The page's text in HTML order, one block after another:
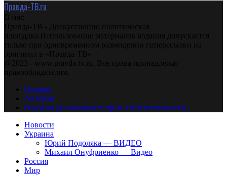
Правда-ТВ.ru
О нас
Правда-ТВ - Дискуссионно политическая
площадка.Использование материалов издания допускается
только при одновременном размещении гиперссылки на
оригинал в «Правда-ТВ»
@2023 - www.pravda-tv.ru. Все права принадлежат
правообладателям.
Главная
Авторам
Владельцам авторских прав. Ответственности.
Новости
Украина
Юрий Подоляка — ВИДЕО
Михаил Онуфриенко — Видео
Россия
Мир